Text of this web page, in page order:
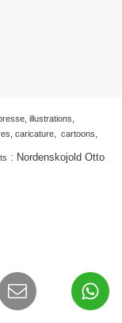
illustrations,
caricature, cartoons,
: Nordenskojold Otto